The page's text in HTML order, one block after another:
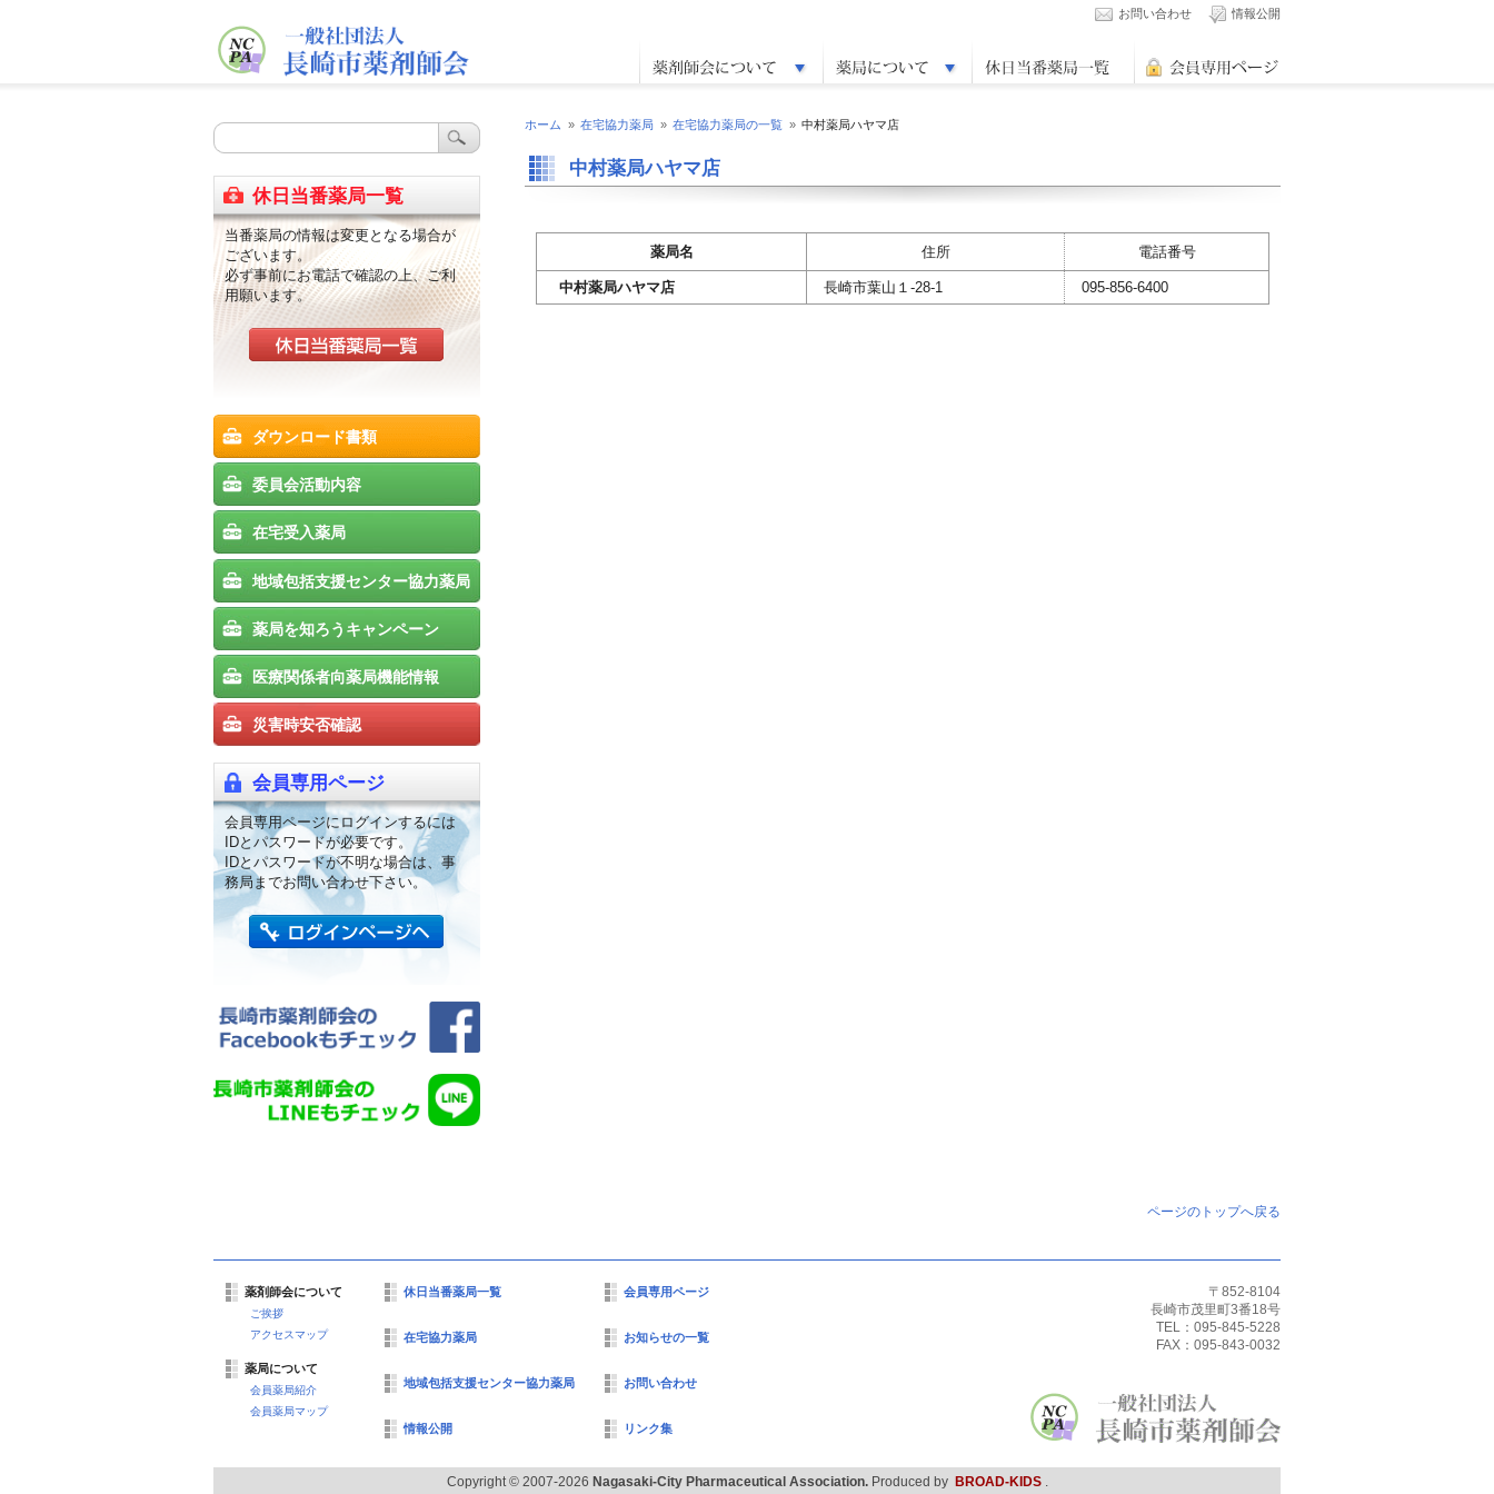
お問い合わせ 情報公開
ホーム » 在宅協力薬局 » 在宅協力薬局の一覧 » 中村薬局ハヤマ店
中村薬局ハヤマ店
薬局名 住所 電話番号
中村薬局ハヤマ店 長崎市葉山１-28-1 095-856-6400
休日当番薬局一覧
当番薬局の情報は変更となる場合が
ございます。
必ず事前にお電話で確認の上、ご利
用願います。
ダウンロード書類
委員会活動内容
在宅受入薬局
地域包括支援センター協力薬局
薬局を知ろうキャンペーン
医療関係者向薬局機能情報
災害時安否確認
会員専用ページ
会員専用ページにログインするには
IDとパスワードが必要です。
IDとパスワードが不明な場合は、事
務局までお問い合わせ下さい。
ページのトップへ戻る
薬剤師会について
ご挨拶
アクセスマップ
薬局について
会員薬局紹介
会員薬局マップ
休日当番薬局一覧
在宅協力薬局
地域包括支援センター協力薬局
情報公開
会員専用ページ
お知らせの一覧
お問い合わせ
リンク集
〒852-8104
長崎市茂里町3番18号
TEL：095-845-5228
FAX：095-843-0032
Copyright © 2007-2026 Nagasaki-City Pharmaceutical Association.Produced by BROAD-KIDS .